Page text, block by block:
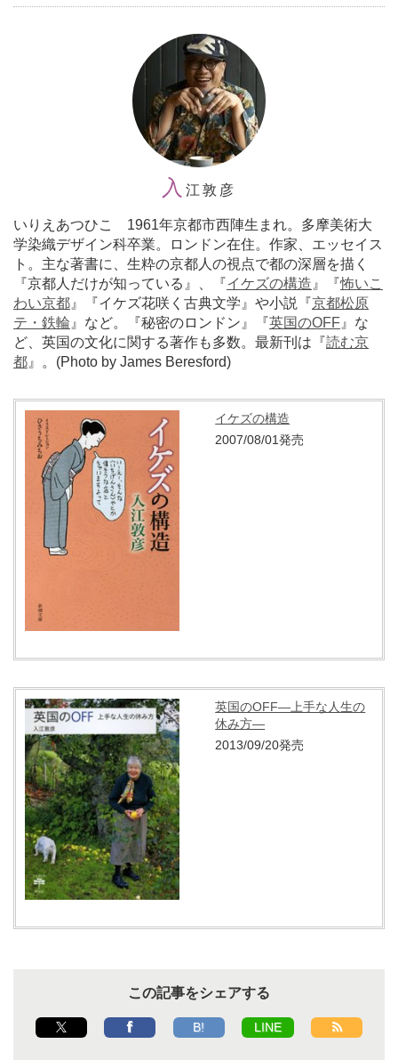
入 江敦彦
いりえあつひこ 1961年京都市西陣生まれ。多摩美術大
学染織デザイン科卒業。ロンドン在住。作家、エッセイス
ト。主な著書に、生粋の京都人の視点で都の深層を描く
『京都人だけが知っている』、『イケズの構造 』『怖いこ
わい京都 』『イケズ花咲く古典文学』や小説『京都松原
テ・鉄輪 』など。『秘密のロンドン』『英国のOFF 』な
ど、英国の文化に関する著作も多数。最新刊は『読む京
都 』。(Photo by James Beresford)
イケズの構造
2007/08/01発売
英国のOFF―上手な人生の
休み方―
2013/09/20発売
この記事をシェアする
B! LINE